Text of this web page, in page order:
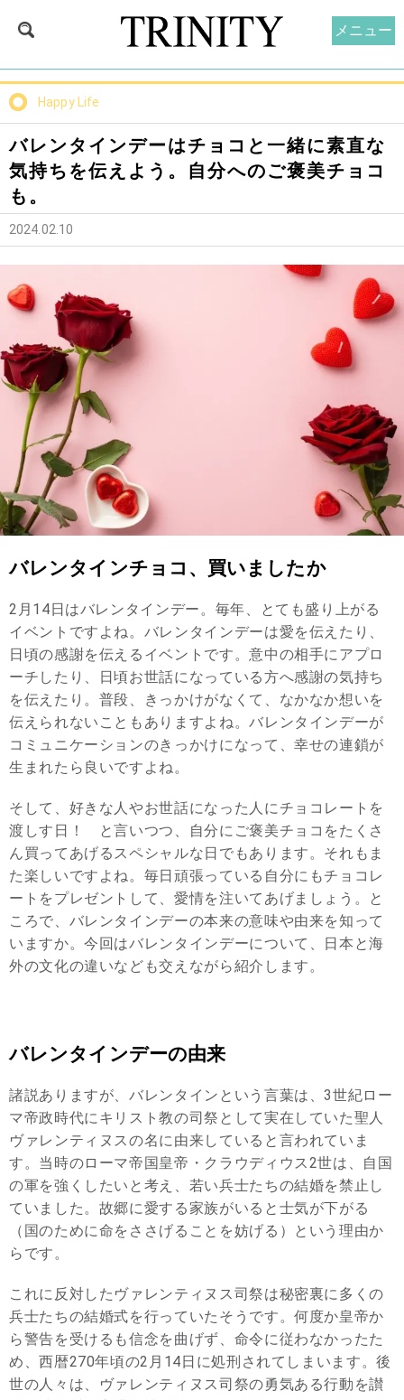
Happy Life
バレンタインデーはチョコと一緒に素直な
気持ちを伝えよう。自分へのご褒美チョコ
も。
2024.02.10
バレンタインチョコ、買いましたか
2月14日はバレンタインデー。毎年、とても盛り上がる
イベントですよね。バレンタインデーは愛を伝えたり、
日頃の感謝を伝えるイベントです。意中の相手にアプロ
ーチしたり、日頃お世話になっている方へ感謝の気持ち
を伝えたり。普段、きっかけがなくて、なかなか想いを
伝えられないこともありますよね。バレンタインデーが
コミュニケーションのきっかけになって、幸せの連鎖が
生まれたら良いですよね。
そして、好きな人やお世話になった人にチョコレートを
渡しす日！ と言いつつ、自分にご褒美チョコをたくさ
ん買ってあげるスペシャルな日でもあります。それもま
た楽しいですよね。毎日頑張っている自分にもチョコレ
ートをプレゼントして、愛情を注いてあげましょう。と
ころで、バレンタインデーの本来の意味や由来を知って
いますか。今回はバレンタインデーについて、日本と海
外の文化の違いなども交えながら紹介します。
バレンタインデーの由来
諸説ありますが、バレンタインという言葉は、3世紀ロー
マ帝政時代にキリスト教の司祭として実在していた聖人
ヴァレンティヌスの名に由来していると言われていま
す。当時のローマ帝国皇帝・クラウディウス2世は、自国
の軍を強くしたいと考え、若い兵士たちの結婚を禁止し
ていました。故郷に愛する家族がいると士気が下がる
（国のために命をささげることを妨げる）という理由か
らです。
これに反対したヴァレンティヌス司祭は秘密裏に多くの
兵士たちの結婚式を行っていたそうです。何度か皇帝か
ら警告を受けるも信念を曲げず、命令に従わなかったた
め、西暦270年頃の2月14日に処刑されてしまいます。後
世の人々は、ヴァレンティヌス司祭の勇気ある行動を讃
メニュー